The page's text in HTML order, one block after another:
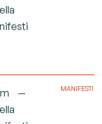
MANIFESTI